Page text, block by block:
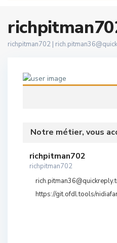
richpitman702 |
Notre métier, vous
richpitman702
richpitman702
https://git.ofdl.tools/